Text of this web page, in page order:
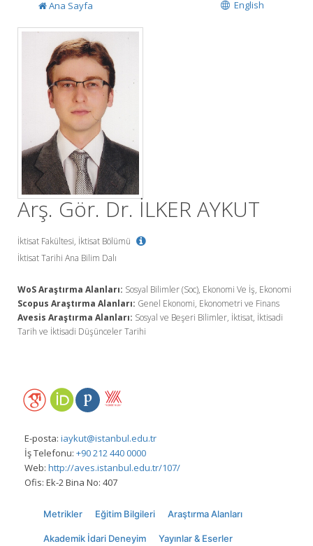
English
Ana Sayfa
Arş. Gör. Dr. İLKER AYKUT
İktisat Fakültesi, İktisat Bölümü
İktisat Tarihi Ana Bilim Dalı
WoS Araştırma Alanları: Sosyal Bilimler (Soc), Ekonomi Ve İş, Ekonomi
Scopus Araştırma Alanları: Genel Ekonomi, Ekonometri ve Finans
Avesis Araştırma Alanları: Sosyal ve Beşeri Bilimler, İktisat, İktisadi
Tarih ve İktisadi Düşünceler Tarihi
E-posta: iaykut@istanbul.edu.tr
İş Telefonu: +90 212 440 0000
Web: http://aves.istanbul.edu.tr/107/
Ofis: Ek-2 Bina No: 407
Metrikler Eğitim Bilgileri Araştırma Alanları
Akademik İdari Deneyim Yayınlar & Eserler